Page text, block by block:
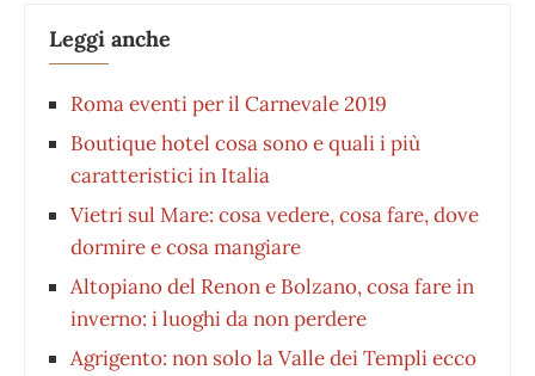
Leggi anche
Roma eventi per il Carnevale 2019
Boutique hotel cosa sono e quali i più
caratteristici in Italia
Vietri sul Mare: cosa vedere, cosa fare, dove
dormire e cosa mangiare
Altopiano del Renon e Bolzano, cosa fare in
inverno: i luoghi da non perdere
Agrigento: non solo la Valle dei Templi ecco